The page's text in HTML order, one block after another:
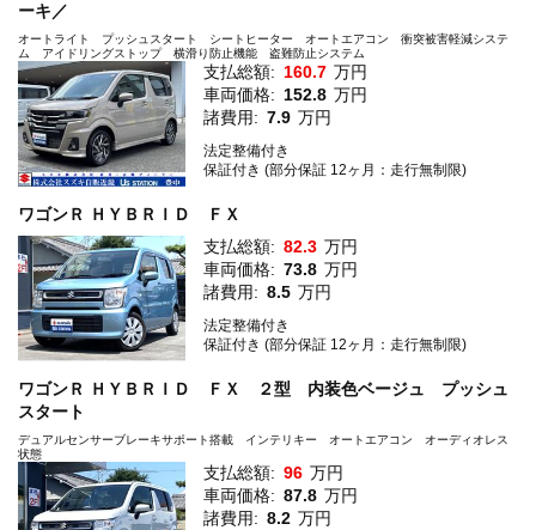
ーキ／
オートライト プッシュスタート シートヒーター オートエアコン 衝突被害軽減システ
ム アイドリングストップ 横滑り防止機能 盗難防止システム
支払総額: 160.7 万円
車両価格: 152.8 万円
諸費用: 7.9 万円
法定整備付き
保証付き (部分保証 12ヶ月：走行無制限)
ワゴンＲ ＨＹＢＲＩＤ ＦＸ
支払総額: 82.3 万円
車両価格: 73.8 万円
諸費用: 8.5 万円
法定整備付き
保証付き (部分保証 12ヶ月：走行無制限)
ワゴンＲ ＨＹＢＲＩＤ ＦＸ ２型 内装色ベージュ プッシュ
スタート
デュアルセンサーブレーキサポート搭載 インテリキー オートエアコン オーディオレス
状態
支払総額: 96 万円
車両価格: 87.8 万円
諸費用: 8.2 万円